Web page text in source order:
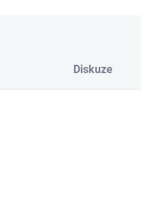
Diskuze